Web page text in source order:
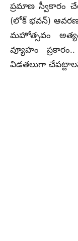
ప్రమాణ స్వీకారం
(లోక్ భవన్)
మహోత్సవం
వ్యూహం ప్రకారం..
విడతలుగా